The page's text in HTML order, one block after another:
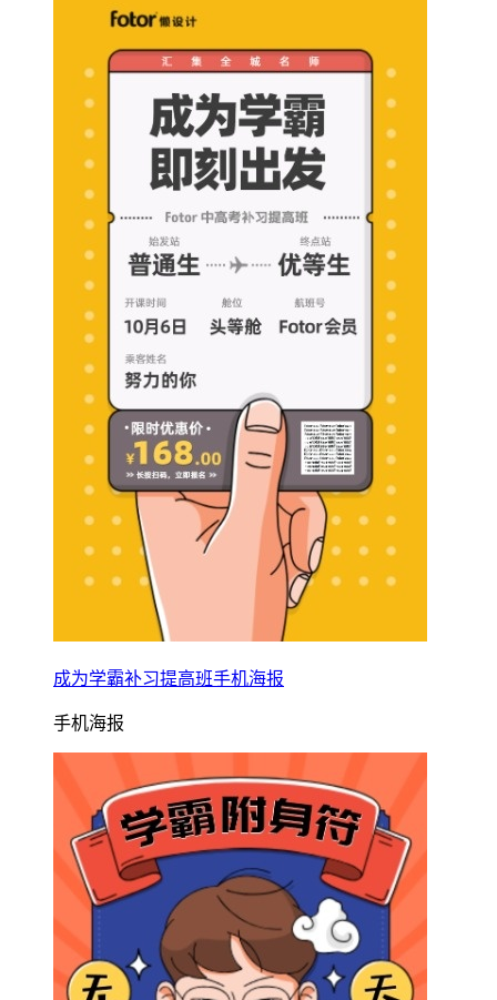
成为学霸补习提高班手机海报
手机海报